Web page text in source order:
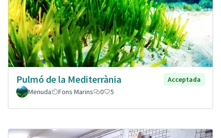
Pulmó de la Mediterrània
Acceptada
Menuda
Fons Marins 0 5